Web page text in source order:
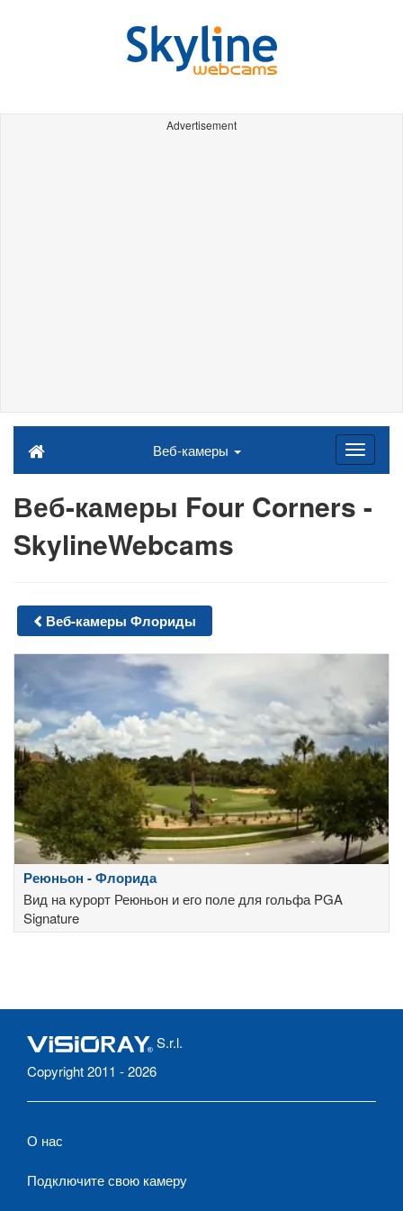
Advertisement
Веб-камеры
Веб-камеры Four Corners -
SkylineWebcams
Веб-камеры Флориды
Реюньон - Флорида
Вид на курорт Реюньон и его поле для гольфа PGA
Signature
S.r.l.
Copyright 2011 - 2026
О нас
Подключите свою камеру